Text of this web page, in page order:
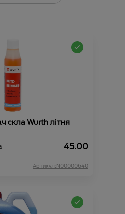
скла Wurth літня
45.00
Артикул:N00000640